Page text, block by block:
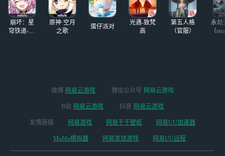
崩坏：星
穹铁道-4.4
原神·空月
之歌
蛋仔派对
光遇-致梵
高
第五人格
（官服）
永劫
（
微博 网易云游戏 微信公众号 网易云游戏
B站 网易云游戏 抖音 网易云游戏
友情链接 网易游戏 网易千千壁纸 网易UU加速器
MuMu模拟器 网易发烧游戏 网易UU远程